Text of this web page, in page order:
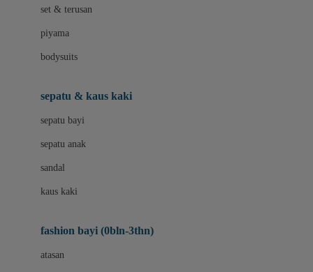
Bite Fighters
BNS SERIES
Blackmores
Bluey
Bravado
set & terusan
piyama
bodysuits
sepatu & kaus kaki
sepatu bayi
sepatu anak
sandal
kaus kaki
fashion bayi (0bln-3thn)
atasan